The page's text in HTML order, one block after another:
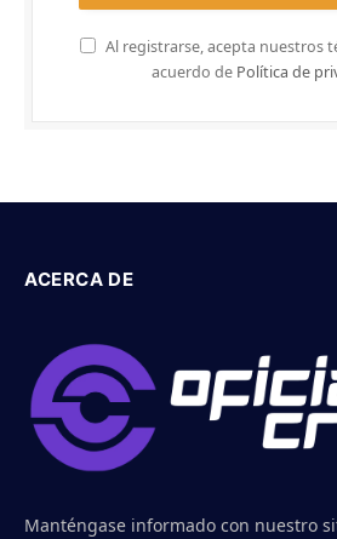
Al registrarse, acepta nuestros
acuerdo de Política de
ACERCA DE
Manténgase informado con nuestro